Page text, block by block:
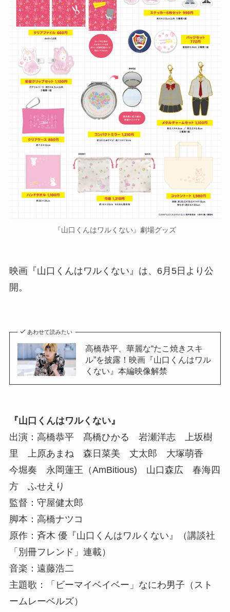
『山口くんはワルくない』劇場グッズ
映画『山口くんはワルくない』は、6月5日より公
開。
あわせて読みたい
高橋恭平、華麗な“たこ焼きスキ
ル”を披露！映画『山口くんはワル
くない』本編映像解禁
『山口くんはワルくない』
出演：高橋恭平 髙橋ひかる 岩瀬洋志 上坂樹
里 上原あまね 森日菜美 丈太郎 大塚萌香
今堀奏 永岡蓮王（AmBitious) 山口森広 春海四
方 ふせえり
監督：守屋健太郎
脚本：高橋ナツコ
原作：斉木 優『山口くんはワルくない』（講談社
「別冊フレンド」連載）
音楽：遠藤浩二
主題歌：「ビーマイベイベー」なにわ男子（スト
ームレーベルズ）